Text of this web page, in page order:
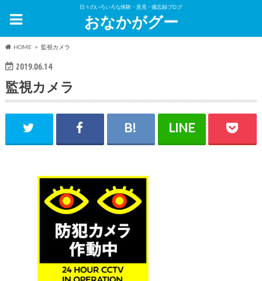
日々のいろいろな体験・意見・備忘録ブログ
おなかがグー
HOME 監視カメラ
2019.06.14
監視カメラ